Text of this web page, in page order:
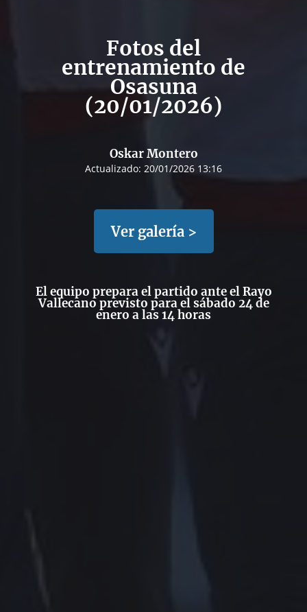
Fotos del
entrenamiento de
Osasuna
(20/01/2026)
Oskar Montero
Actualizado: 20/01/2026 13:16
Ver galería >
El equipo prepara el partido ante el Rayo
Vallecano previsto para el sábado 24 de
enero a las 14 horas